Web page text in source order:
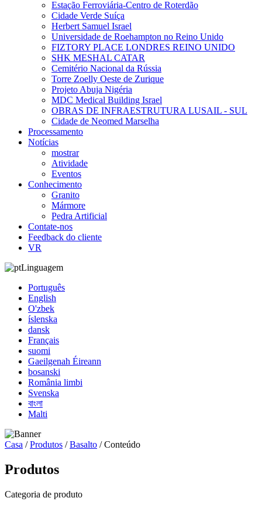
Estação Ferroviária-Centro de Roterdão
Cidade Verde Suíça
Herbert Samuel Israel
Universidade de Roehampton no Reino Unido
FIZTORY PLACE LONDRES REINO UNIDO
SHK MESHAL CATAR
Cemitério Nacional da Rússia
Torre Zoelly Oeste de Zurique
Projeto Abuja Nigéria
MDC Medical Building Israel
OBRAS DE INFRAESTRUTURA LUSAIL - SUL
Cidade de Neomed Marselha
Processamento
Notícias
mostrar
Atividade
Eventos
Conhecimento
Granito
Mármore
Pedra Artificial
Contate-nos
Feedback do cliente
VR
Linguagem
Português
English
O'zbek
íslenska
dansk
Français
suomi
Gaeilgenah Éireann
bosanski
România limbi
Svenska
বাংলা
Malti
Casa /Produtos /Basalto / Conteúdo
Produtos
Categoria de produto